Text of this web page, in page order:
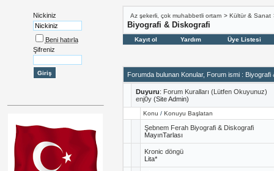
Nickiniz
Beni hatırla
Şifreniz
Az şekerli, çok muhabbetli ortam > Kültür & Sanat
Biyografi & Diskografi
Kayıt ol Yardım Üye Listesi
Forumda bulunan Konular, Forum ismi : Biyografi
Duyuru: Forum Kuralları (Lütfen Okuyunuz)
enj0y (Site Admin)
Konu / Konuyu Başlatan
Şebnem Ferah Biyografi & Diskografi
MayınTarlası
Kronic döngü
Lita*